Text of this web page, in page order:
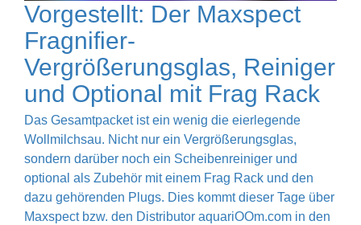
Vorgestellt: Der Maxspect
Fragnifier-
Vergrößerungsglas, Reiniger
und Optional mit Frag Rack
Das Gesamtpacket ist ein wenig die eierlegende
Wollmilchsau. Nicht nur ein Vergrößerungsglas,
sondern darüber noch ein Scheibenreiniger und
optional als Zubehör mit einem Frag Rack und den
dazu gehörenden Plugs. Dies kommt dieser Tage über
Maxspect bzw. den Distributor aquariOOm.com in den